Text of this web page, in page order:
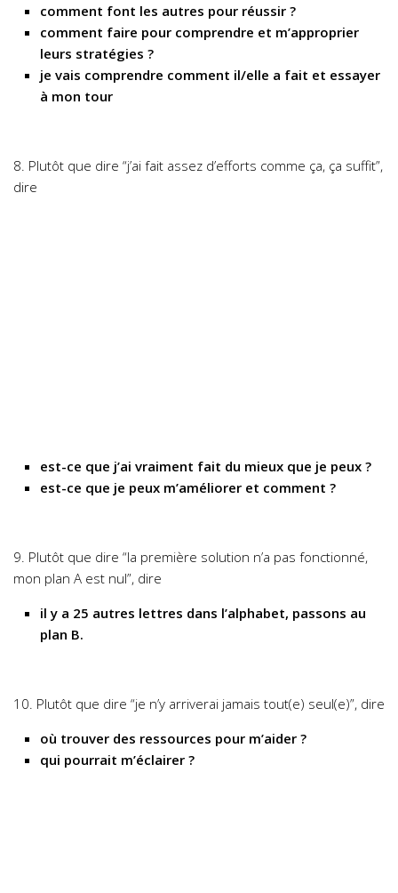
comment font les autres pour réussir ?
comment faire pour comprendre et m’approprier
leurs stratégies ?
je vais comprendre comment il/elle a fait et essayer
à mon tour
8. Plutôt que dire “j’ai fait assez d’efforts comme ça, ça suffit”,
dire
est-ce que j’ai vraiment fait du mieux que je peux ?
est-ce que je peux m’améliorer et comment ?
9. Plutôt que dire “la première solution n’a pas fonctionné,
mon plan A est nul”, dire
il y a 25 autres lettres dans l’alphabet, passons au
plan B.
10. Plutôt que dire “je n’y arriverai jamais tout(e) seul(e)”, dire
où trouver des ressources pour m’aider ?
qui pourrait m’éclairer ?